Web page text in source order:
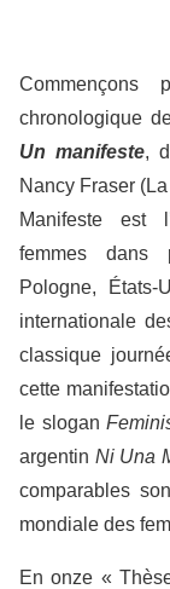
chronologique
Un manifeste,
Nancy Fraser
Manifeste est
femmes dans
Pologne,
internationale
classique
cette
le slogan
argentin Ni Una
comparables
mondiale des
En onze «